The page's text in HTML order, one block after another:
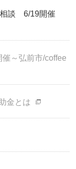
相談 6/19開催
～弘前市/coffee
金とは